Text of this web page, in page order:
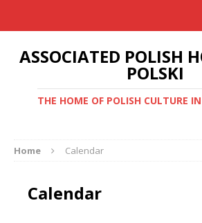
ASSOCIATED POLISH
POLSKI
THE HOME OF POLISH CULTURE
Home Calendar
Calendar